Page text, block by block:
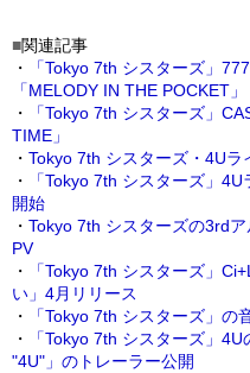
■関連記事
・
「Tokyo 7th シスターズ」
「MELODY IN THE POCKET
・
「Tokyo 7th シスターズ」
TIME」
・ Tokyo 7th シスターズ・4U
・
「Tokyo 7th シスターズ」
開始
・ Tokyo 7th シスターズの3rd
PV
・
「Tokyo 7th シスターズ」
い」4月リリース
・
「Tokyo 7th シスターズ」
・
「Tokyo 7th シスターズ」
"4U"」のトレーラー公開